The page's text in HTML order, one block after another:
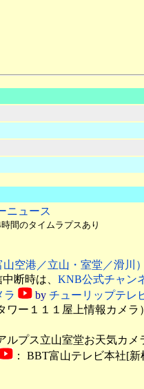
ニュース
間のタイムラプスあり
空港／立山・室堂／滑川）
断時は、 KNB公式チャン
ラ
by チューリップテレ
ワー１１１屋上情報カメ
ルプス立山室堂お天気カメ
： BBT富山テレビ本社[